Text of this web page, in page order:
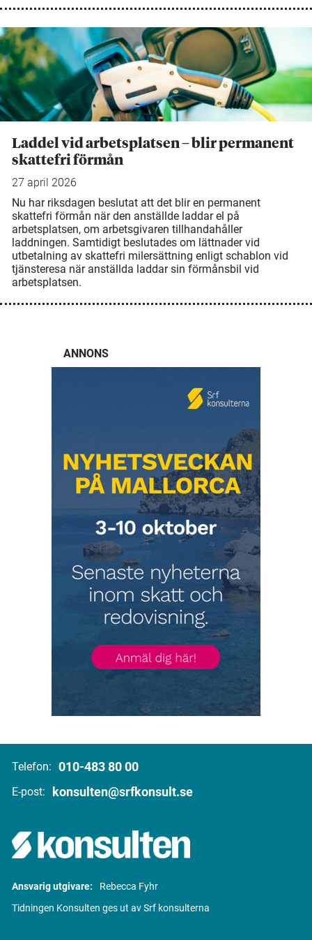
Laddel vid arbetsplatsen – blir permanent
skattefri förmån
27 april 2026
Nu har riksdagen beslutat att det blir en permanent
skattefri förmån när den anställde laddar el på
arbetsplatsen, om arbetsgivaren tillhandahåller
laddningen. Samtidigt beslutades om lättnader vid
utbetalning av skattefri milersättning enligt schablon vid
tjänsteresa när anställda laddar sin förmånsbil vid
arbetsplatsen.
ANNONS
Telefon: 010-483 80 00
E-post: konsulten@srfkonsult.se
Ansvarig utgivare:
Rebecca Fyhr
Tidningen Konsulten ges ut av Srf konsulterna